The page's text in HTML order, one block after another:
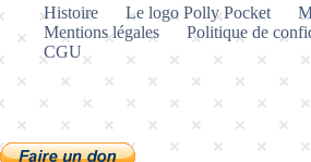
Histoire Le logo Polly Pocket
Mentions légales
Politique de
CGU